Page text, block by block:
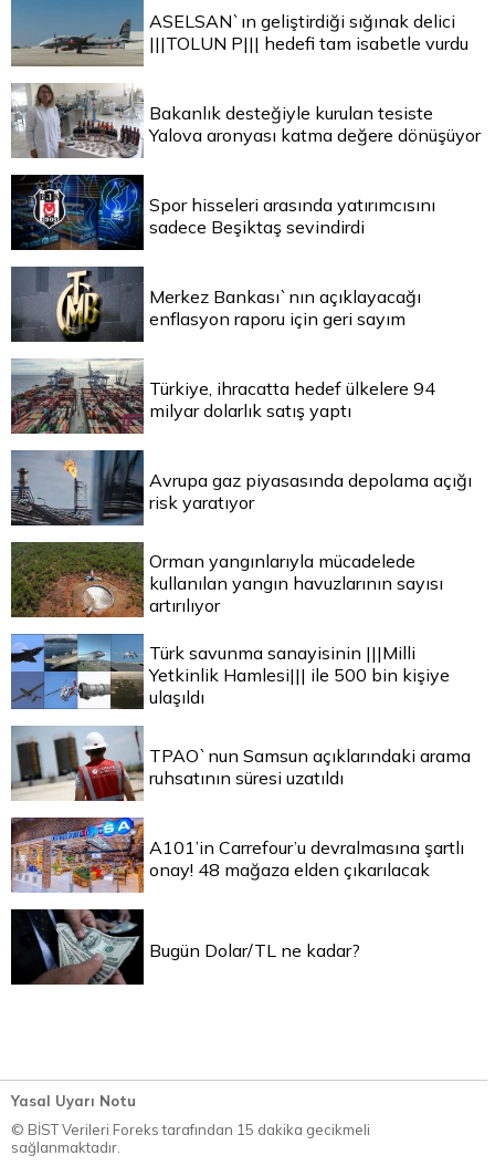
ASELSAN`ın geliştirdiği sığınak delici
|||TOLUN P||| hedefi tam isabetle vurdu
Bakanlık desteğiyle kurulan tesiste
Yalova aronyası katma değere dönüşüyor
Spor hisseleri arasında yatırımcısını
sadece Beşiktaş sevindirdi
Merkez Bankası`nın açıklayacağı
enflasyon raporu için geri sayım
Türkiye, ihracatta hedef ülkelere 94
milyar dolarlık satış yaptı
Avrupa gaz piyasasında depolama açığı
risk yaratıyor
Orman yangınlarıyla mücadelede
kullanılan yangın havuzlarının sayısı
artırılıyor
Türk savunma sanayisinin |||Milli
Yetkinlik Hamlesi||| ile 500 bin kişiye
ulaşıldı
TPAO`nun Samsun açıklarındaki arama
ruhsatının süresi uzatıldı
A101’in Carrefour’u devralmasına şartlı
onay! 48 mağaza elden çıkarılacak
Bugün Dolar/TL ne kadar?
Yasal Uyarı Notu
© BİST Verileri Foreks tarafından 15 dakika gecikmeli
sağlanmaktadır.